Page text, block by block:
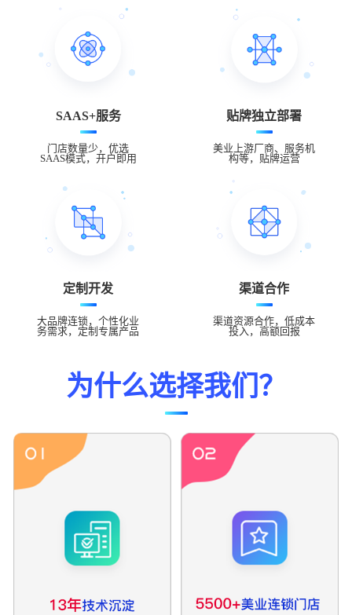
SAAS+服务
门店数量少，优选
SAAS模式，开户即用
贴牌独立部署
美业上游厂商、服务机
构等，贴牌运营
定制开发
大品牌连锁，个性化业
务需求，定制专属产品
渠道合作
渠道资源合作，低成本
投入，高额回报
为什么选择我们？